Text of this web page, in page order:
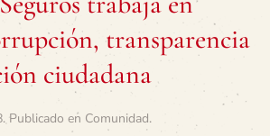
transparencia
ciudadana
. Publicado en Comunidad.